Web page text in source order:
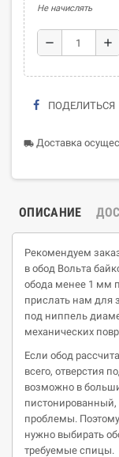
Не начислять
remove add
ПОДЕЛИТЬСЯ
local_shipping Доставка
ОПИСАНИЕ
Рекомендуем
в обод Вольта
обода менее 1 мм
прислать нам для
под ниппель
механических
Если обод
всего, отверстия
возможно в
пистонированный,
проблемы.
нужно выбирать
требуемые спицы.